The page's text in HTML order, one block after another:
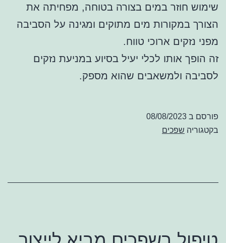
שימוש חוזר במים בצורה בטוחה, מפחיתה את
הצורך במקורות מים מתוקים ומגינה על הסביבה
מפני נזקים ארוכי טווח.
זה הופך אותו לכלי יעיל בסיוע במניעת נזקים
לסביבה ולמשאבים שהוא מספק.
פורסם ב 08/08/2023
בקטגוריה שפכים